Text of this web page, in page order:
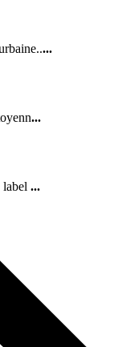
...
...
label ...